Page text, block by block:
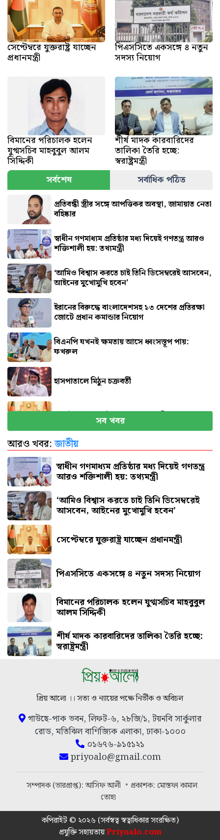
সেপ্টেম্বরে যুক্তরাষ্ট্র যাচ্ছেন
প্রধানমন্ত্রী
পিএসসিতে একসঙ্গে ৪ নতুন
সদস্য নিয়োগ
বিমানের পরিচালক হলেন
যুগ্মসচিব মাহবুবুল আলম
সিদ্দিকী
শীর্ষ মাদক কারবারিদের
তালিকা তৈরি হচ্ছে:
স্বরাষ্ট্রমন্ত্রী
সর্বশেষ
সর্বাধিক পঠিত
প্রতিবন্ধী স্ত্রীর সঙ্গে আপত্তিকর অবস্থা, জামায়াত নেতা
বহিষ্কার
স্বাধীন গণমাধ্যম প্রতিষ্ঠার মধ্য দিয়েই গণতন্ত্র আরও
শক্তিশালী হয়: তথ্যমন্ত্রী
‘আমিও বিশ্বাস করতে চাই তিনি ডিসেম্বরেই আসবেন,
আইনের মুখোমুখি হবেন’
ইরানের বিরুদ্ধে বাংলাদেশসহ ১৩ দেশের প্রতিরক্ষা
জোটে প্রধান কমান্ডার নিয়োগ
বিএনপি যখনই ক্ষমতায় আসে ধ্বংসস্তূপ পায়:
ফখরুল
হাসপাতালে মিঠুন চক্রবর্তী
সেপ্টেম্বরে যুক্তরাষ্ট্র যাচ্ছেন প্রধানমন্ত্রী
পিএসসিতে একসঙ্গে ৪ নতুন সদস্য নিয়োগ
সব খবর
আরও খবর:জাতীয়
স্বাধীন গণমাধ্যম প্রতিষ্ঠার মধ্য দিয়েই গণতন্ত্র
আরও শক্তিশালী হয়: তথ্যমন্ত্রী
‘আমিও বিশ্বাস করতে চাই তিনি ডিসেম্বরেই
আসবেন, আইনের মুখোমুখি হবেন’
সেপ্টেম্বরে যুক্তরাষ্ট্র যাচ্ছেন প্রধানমন্ত্রী
পিএসসিতে একসঙ্গে ৪ নতুন সদস্য নিয়োগ
বিমানের পরিচালক হলেন যুগ্মসচিব মাহবুবুল
আলম সিদ্দিকী
শীর্ষ মাদক কারবারিদের তালিকা তৈরি হচ্ছে:
স্বরাষ্ট্রমন্ত্রী
প্রিয় আলো ।। সত্য ও ন্যায়ের পক্ষে নির্ভীক ও অবিচল
গাউছে-পাক ভবন, লিফট-৬, ২৮জি/১, টয়নবি সার্কুলার
রোড, মতিঝিল বাণিজ্যিক এলাকা, ঢাকা-১০০০
০১৬৭৬-৯১৫১২১
priyoalo@gmail.com
সম্পাদক (ভারপ্রাপ্ত): আসিফ আলী
প্রকাশক: মোস্তফা কামাল
তোহা
কপিরাইট © ২০২৬ (সর্বস্বত্ব স্বত্বাধিকার সংরক্ষিত)
প্রযুক্তি সহায়তায়Priyoalo.com